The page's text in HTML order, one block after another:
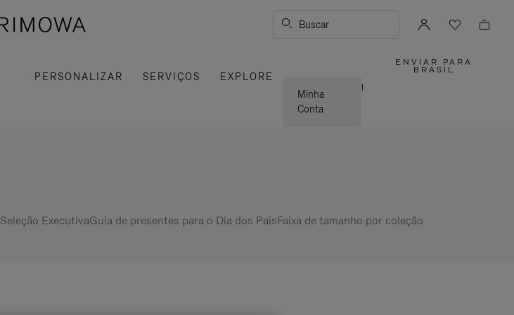
Buscar
PERSONALIZAR SERVIÇOS
EXPLORE
Minha
Conta
ENVIAR PARA
BRASIL
|
Seleção ExecutivaGuia de presentes para o Dia dos PaisFaixa de tamanho por coleção